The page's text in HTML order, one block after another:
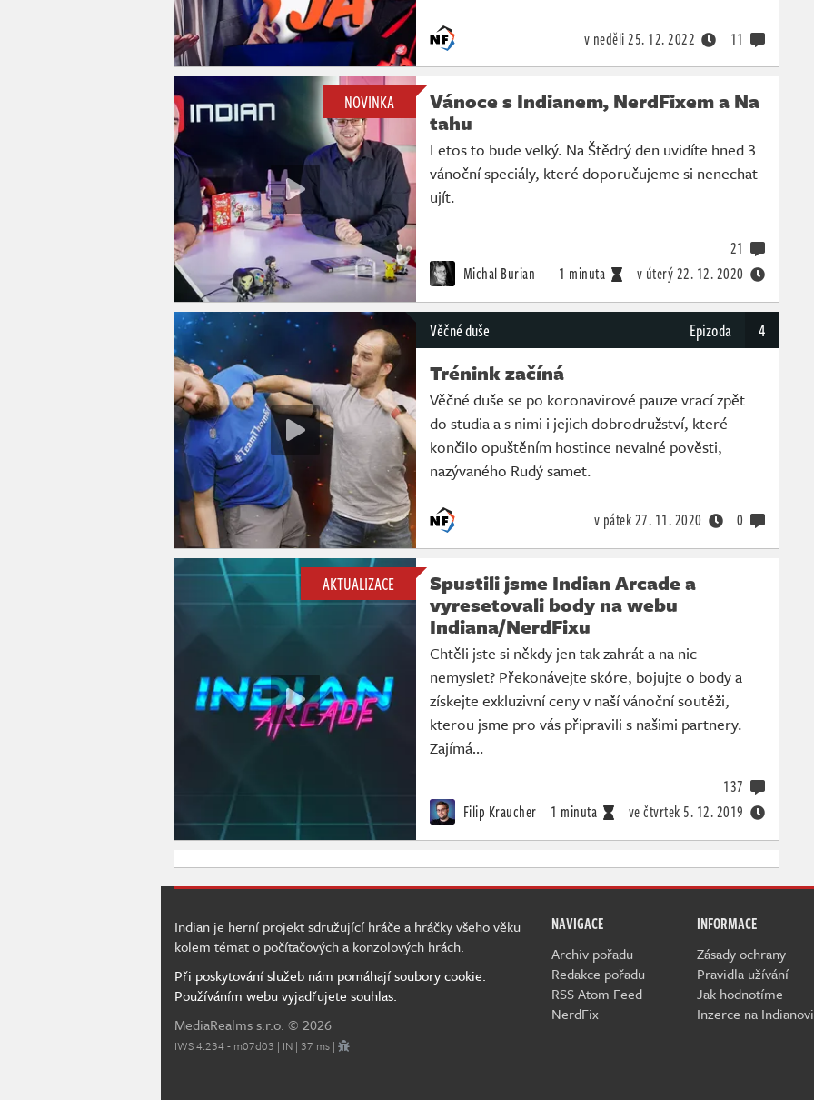
v neděli25. 12. 2022 11
NOVINKA
Vánoce s Indianem, NerdFixem a Na
tahu
Letos to bude velký. Na Štědrý den uvidíte hned 3
vánoční speciály, které doporučujeme si nenechat
ujít.
Michal Burian 1 minuta v úterý22. 12. 2020
21
Věčné duše Epizoda 4
Trénink začíná
Věčné duše se po koronavirové pauze vrací zpět
do studia a s nimi i jejich dobrodružství, které
končilo opuštěním hostince nevalné pověsti,
nazývaného Rudý samet.
v pátek27. 11. 2020 0
AKTUALIZACE
Spustili jsme Indian Arcade a
vyresetovali body na webu
Indiana/NerdFixu
Chtěli jste si někdy jen tak zahrát a na nic
nemyslet? Překonávejte skóre, bojujte o body a
získejte exkluzivní ceny v naší vánoční soutěži,
kterou jsme pro vás připravili s našimi partnery.
Zajímá…
Filip Kraucher 1 minuta ve čtvrtek 5. 12. 2019
137
NAVIGACE
Archiv pořadu
Redakce pořadu
RSS Atom Feed
NerdFix
INFORMACE
Zásady ochrany
Pravidla užívání
Jak hodnotíme
Inzerce na Indianovi
Indian je herní projekt sdružující hráče a hráčky všeho věku
kolem témat o počítačových a konzolových hrách.
Při poskytování služeb nám pomáhají soubory cookie.
Používáním webu vyjadřujete souhlas.
MediaRealms s.r.o. © 2026
IWS 4.234 - m07d03 | IN | 37 ms |